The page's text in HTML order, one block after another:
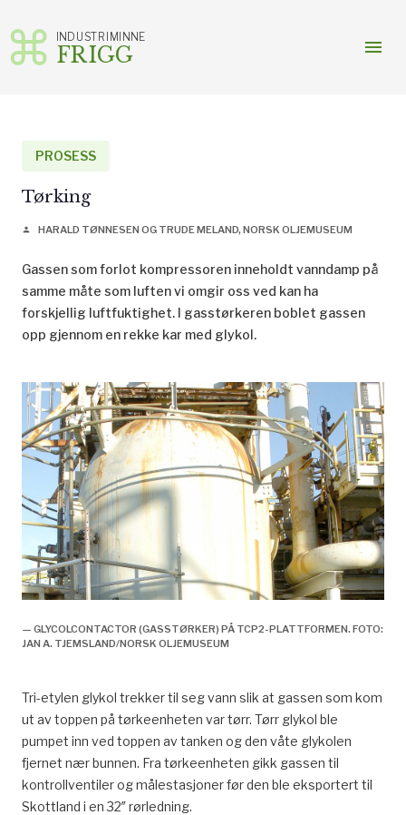
innhold
menu
INDUSTRIMINNE
FRIGG
PROSESS
Tørking
person HARALD TØNNESEN OG TRUDE MELAND, NORSK OLJEMUSEUM
Gassen som forlot kompressoren inneholdt vanndamp på
samme måte som luften vi omgir oss ved kan ha
forskjellig luftfuktighet. I gasstørkeren boblet gassen
opp gjennom en rekke kar med glykol.
— GLYCOLCONTACTOR (GASSTØRKER) PÅ TCP2-PLATTFORMEN. FOTO:
JAN A. TJEMSLAND/NORSK OLJEMUSEUM
Tri-etylen glykol trekker til seg vann slik at gassen som kom
ut av toppen på tørkeenheten var tørr. Tørr glykol ble
pumpet inn ved toppen av tanken og den våte glykolen
fjernet nær bunnen. Fra tørkeenheten gikk gassen til
kontrollventiler og målestasjoner før den ble eksportert til
Skottland i en 32″ rørledning.